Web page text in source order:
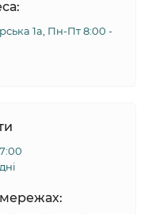
1а, Пн-Пт 8:00 -